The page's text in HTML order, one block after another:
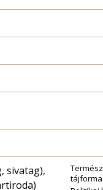
sivatag),
tájforma